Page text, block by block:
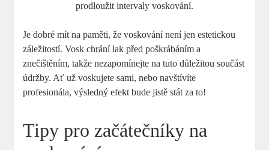
prodloužit intervaly voskování.
Je dobré mít na paměti, že voskování není jen estetickou
záležitostí. Vosk chrání lak před poškrábáním a
znečištěním, takže nezapomínejte na tuto důležitou součást
údržby. Ať už voskujete sami, nebo navštívíte
profesionála, výsledný efekt bude jistě stát za to!
Tipy pro začátečníky na